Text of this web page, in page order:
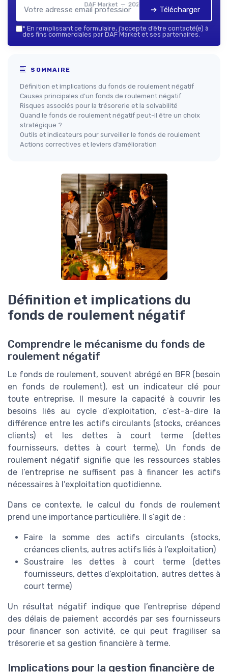
DAF Market — 2026
➔ Télécharger
* En remplissant ce formulaire, j’accepte d’être contacté(e) à
des fins commerciales par DAF Market et ses partenaires.
SOMMAIRE
Définition et implications du fonds de roulement négatif
Causes principales d’un fonds de roulement négatif
Risques associés pour la trésorerie et la solvabilité
Quand le fonds de roulement négatif peut-il être un choix
stratégique ?
Outils et indicateurs pour surveiller le fonds de roulement
Actions correctives et leviers d’amélioration
Définition et implications du
fonds de roulement négatif
Comprendre le mécanisme du fonds de
roulement négatif
Le fonds de roulement, souvent abrégé en BFR (besoin
en fonds de roulement), est un indicateur clé pour
toute entreprise. Il mesure la capacité à couvrir les
besoins liés au cycle d’exploitation, c’est-à-dire la
différence entre les actifs circulants (stocks, créances
clients) et les dettes à court terme (dettes
fournisseurs, dettes à court terme). Un fonds de
roulement négatif signifie que les ressources stables
de l’entreprise ne suffisent pas à financer les actifs
nécessaires à l’exploitation quotidienne.
Dans ce contexte, le calcul du fonds de roulement
prend une importance particulière. Il s’agit de :
Faire la somme des actifs circulants (stocks,
créances clients, autres actifs liés à l’exploitation)
Soustraire les dettes à court terme (dettes
fournisseurs, dettes d’exploitation, autres dettes à
court terme)
Un résultat négatif indique que l’entreprise dépend
des délais de paiement accordés par ses fournisseurs
pour financer son activité, ce qui peut fragiliser sa
trésorerie et sa gestion financière à terme.
Implications pour la gestion financière de